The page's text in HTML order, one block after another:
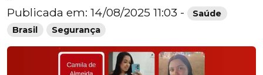
Publicada em: 14/08/2025 11:03 -
Saúde
Brasil
Segurança